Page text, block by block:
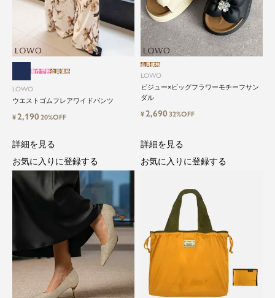
気軽に楽しめる低価格でトレンドを取
LOWO（ロワ）は、アパレルはもちろん、インナ
ー、バッグやシューズ、小物まで、驚くほどリー
ズナブルにラインナップ。
毎日のコーデに、ちょっとした変化を。いつもの
自分に、ちょっとした彩りを。
LOWOは、頑張りすぎないおしゃれを応援しま
す。
LOWO
ウエストゴムフレアワイドパンツ
新作早割会員価格
¥2,19020%OFF
LOWO
ビジュー×ビッグフラワーモチーフサン
ダル
会員価格
¥2,69032%OFF
詳細を見る
お気に入りに登録する
詳細を見る
お気に入りに登録する